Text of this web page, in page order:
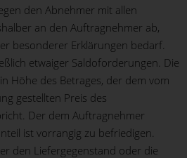
den Abnehmer mit allen
an den Auftragnehmer ab,
besonderer Erklärungen bedarf.
etwaiger Saldoforderungen. Die
Höhe des Betrages, der dem vom
gestellten Preis des
Der dem Auftragnehmer
ist vorrangig zu befriedigen.
den Liefergegenstand oder die